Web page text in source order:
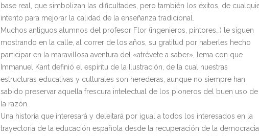
base real, que simbolizan las dificultades, pero también los éxitos, de
intento para mejorar la calidad de la enseñanza tradicional.
Muchos antiguos alumnos del profesor Flor (ingenieros, pintores…) le siguen
mostrando en la calle, al correr de los años, su gratitud por haberles hecho
participar en la maravillosa aventura del «atrévete a saber», lema con que
Immanuel Kant definió el espíritu de la Ilustración, de la cual nuestras
estructuras educativas y culturales son herederas, aunque no siempre han
sabido preservar aquella frescura intelectual de los pioneros del buen uso de
la razón.
Una historia que interesará y deleitará por igual a todos los interesados en la
trayectoria de la educación española desde la recuperación de la democracia